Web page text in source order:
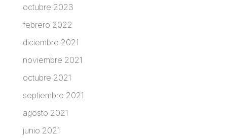
octubre 2023
febrero 2022
diciembre 2021
noviembre 2021
octubre 2021
septiembre 2021
agosto 2021
junio 2021